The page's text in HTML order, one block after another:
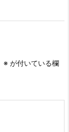
※ が付いている欄